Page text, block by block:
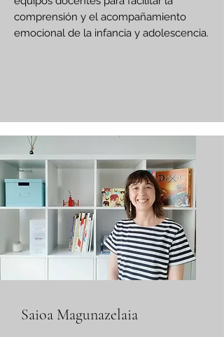
comprensión y el acompañamiento
emocional de la infancia y adolescencia.
Saioa Magunazelaia